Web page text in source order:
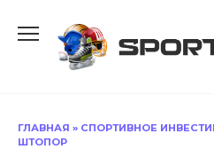
содержанию
ГЛАВНАЯ » СПОРТИВНОЕ
ШТОПОР